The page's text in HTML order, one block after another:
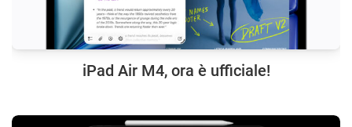
iPad Air M4, ora è ufficiale!